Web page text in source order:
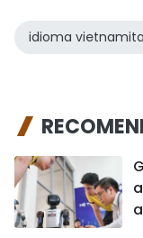
idioma vietnamita